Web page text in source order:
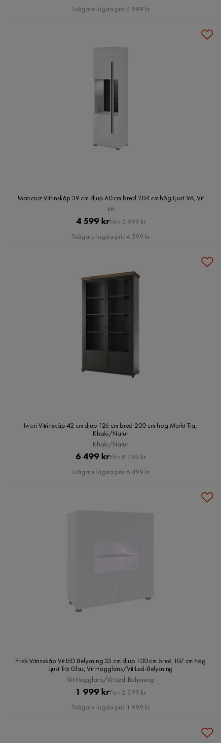
Pris
Tidigare lägsta pris 4 999 kr
Maricruz Vitrinskåp 39 cm djup 60 cm bred 204 cm hög Ljust Trä, Vit
Vit
Pris
4 599 krOriginal
Pris
Förr 5 999 kr
Tidigare lägsta pris 4 599 kr
Ivreri Vitrinskåp 42 cm djup 126 cm bred 200 cm hög Mörkt Trä,
Khaki/Natur
Khaki/Natur
Pris
6 499 krOriginal
Pris
Förr 8 499 kr
Tidigare lägsta pris 6 499 kr
Frick Vitrinskåp Vit LED Belysning 35 cm djup 100 cm bred 107 cm hög
Ljust Trä Glas, Vit Högglans/Vit Led-Belysning
Vit Högglans/Vit Led-Belysning
Pris
1 999 krOriginal
Pris
Förr 2 399 kr
Tidigare lägsta pris 1 999 kr